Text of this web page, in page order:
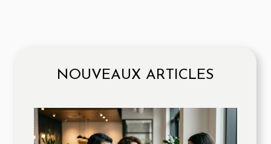
NOUVEAUX ARTICLES